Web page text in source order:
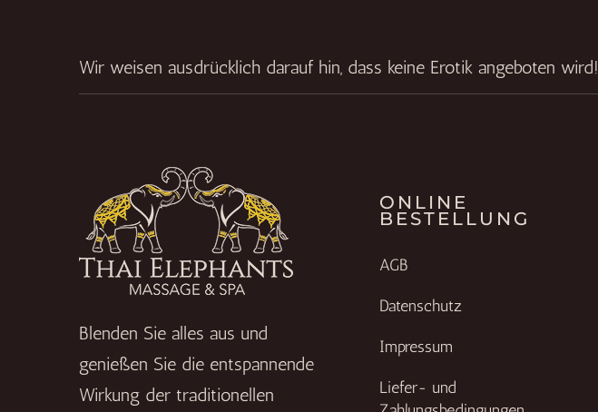
Wir weisen ausdrücklich darauf hin, dass keine Erotik angeboten wird!
Blenden Sie alles aus und
genießen Sie die entspannende
Wirkung der traditionellen
ONLINE
BESTELLUNG
AGB
Datenschutz
Impressum
Liefer- und